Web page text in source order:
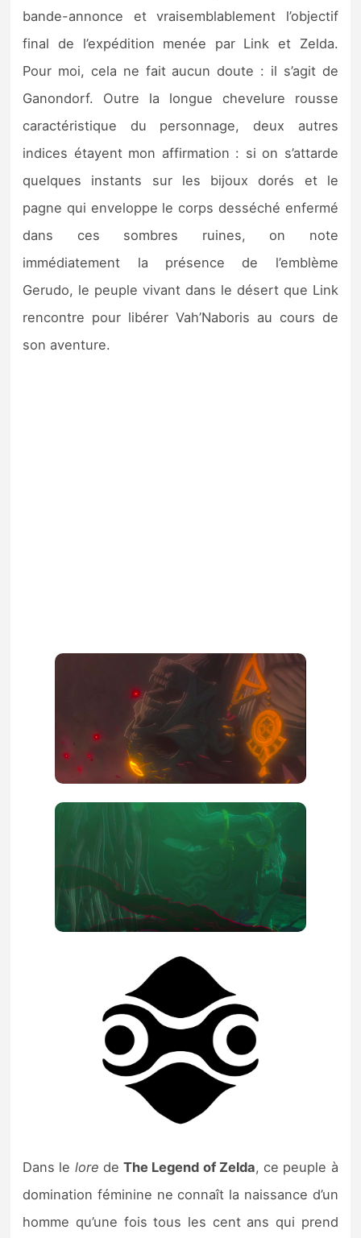
bande-annonce et vraisemblablement l’objectif
final de l’expédition menée par Link et Zelda.
Pour moi, cela ne fait aucun doute : il s’agit de
Ganondorf. Outre la longue chevelure rousse
caractéristique du personnage, deux autres
indices étayent mon affirmation : si on s’attarde
quelques instants sur les bijoux dorés et le
pagne qui enveloppe le corps desséché enfermé
dans ces sombres ruines, on note
immédiatement la présence de l’emblème
Gerudo, le peuple vivant dans le désert que Link
rencontre pour libérer Vah’Naboris au cours de
son aventure.
Dans le lore deThe Legend of Zelda, ce peuple à
domination féminine ne connaît la naissance d’un
homme qu’une fois tous les cent ans qui prend